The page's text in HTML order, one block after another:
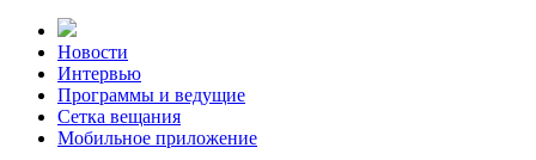
Новости
Интервью
Программы и ведущие
Сетка вещания
Мобильное приложение